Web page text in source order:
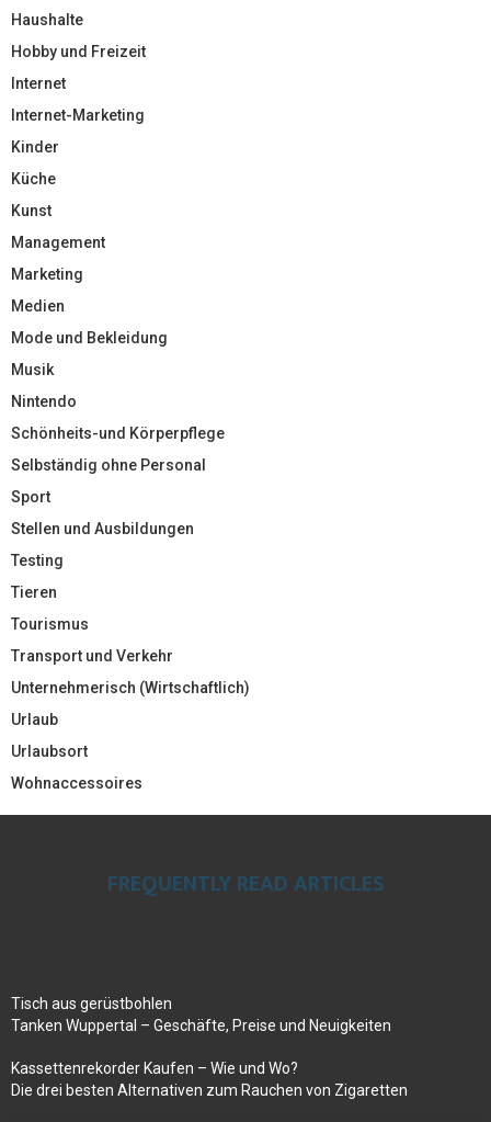
Haushalte
Hobby und Freizeit
Internet
Internet-Marketing
Kinder
Küche
Kunst
Management
Marketing
Medien
Mode und Bekleidung
Musik
Nintendo
Schönheits-und Körperpflege
Selbständig ohne Personal
Sport
Stellen und Ausbildungen
Testing
Tieren
Tourismus
Transport und Verkehr
Unternehmerisch (Wirtschaftlich)
Urlaub
Urlaubsort
Wohnaccessoires
FREQUENTLY READ ARTICLES
Tisch aus gerüstbohlen
Tanken Wuppertal – Geschäfte, Preise und Neuigkeiten
Kassettenrekorder Kaufen – Wie und Wo?
Die drei besten Alternativen zum Rauchen von Zigaretten